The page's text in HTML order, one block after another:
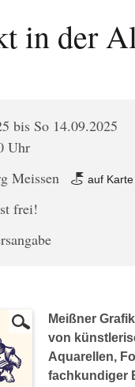
in der
bis So 14.09.2025
Uhr
Meissen auf
frei!
Meißner
von
Aquarellen,
fachkundiger